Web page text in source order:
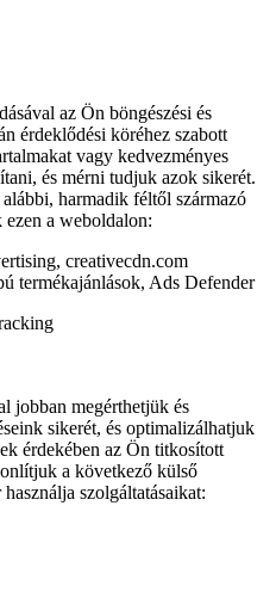
az Ön böngészési és
érdeklődési köréhez szabott
vagy kedvezményes
és mérni tudjuk azok sikerét.
harmadik féltől származó
ezen a weboldalon:
creativecdn.com
termékajánlások, Ads Defender
jobban megérthetjük és
sikerét, és optimalizálhatjuk
érdekében az Ön titkosított
a következő külső
szolgáltatásaikat: